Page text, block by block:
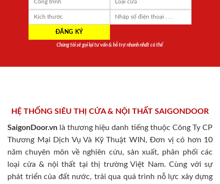
Chúng tôi sẽ gọi lại tư vấn & hỗ trợ nhanh nhất có thể
HỆ THỐNG SIÊU THỊ CỬA & NỘI THẤT SAIGONDOOR
SaigonDoor.vn là thương hiệu danh tiếng thuộc Công Ty CP
Thương Mại Dịch Vụ Và Kỹ Thuật WIN, Đơn vị có hơn 10
năm chuyên môn về nghiên cứu, sản xuất, phân phối các
loại cửa & nội thất tại thị trường Việt Nam. Cùng với sự
phát triển của đất nước, trải qua quá trình nỗ lực xây dựng